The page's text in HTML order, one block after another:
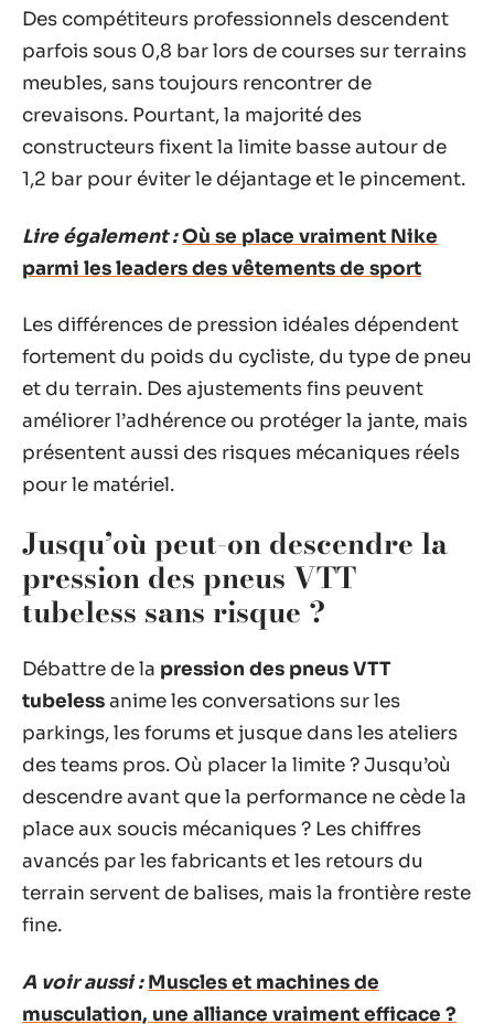
Des compétiteurs professionnels descendent
parfois sous 0,8 bar lors de courses sur terrains
meubles, sans toujours rencontrer de
crevaisons. Pourtant, la majorité des
constructeurs fixent la limite basse autour de
1,2 bar pour éviter le déjantage et le pincement.
Lire également :Où se place vraiment Nike
parmi les leaders des vêtements de sport
Les différences de pression idéales dépendent
fortement du poids du cycliste, du type de pneu
et du terrain. Des ajustements fins peuvent
améliorer l’adhérence ou protéger la jante, mais
présentent aussi des risques mécaniques réels
pour le matériel.
Jusqu’où peut-on descendre la
pression des pneus VTT
tubeless sans risque ?
Débattre de la pression des pneus VTT
tubelessanime les conversations sur les
parkings, les forums et jusque dans les ateliers
des teams pros. Où placer la limite ? Jusqu’où
descendre avant que la performance ne cède la
place aux soucis mécaniques ? Les chiffres
avancés par les fabricants et les retours du
terrain servent de balises, mais la frontière reste
fine.
A voir aussi : Muscles et machines de
musculation, une alliance vraiment efficace ?